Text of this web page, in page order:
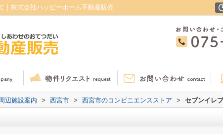
｜株式会社ハッピーホーム不動産販売
辺施設案内 > 西宮市 > 西宮市のコンビニエンスストア > セブンイレ